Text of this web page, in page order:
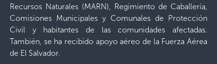
Recursos Naturales (MARN), Regimiento de Caballería,
Comisiones Municipales y Comunales de Protección
Civil y habitantes de las comunidades afectadas.
También, se ha recibido apoyo aéreo de la Fuerza Aérea
de El Salvador.